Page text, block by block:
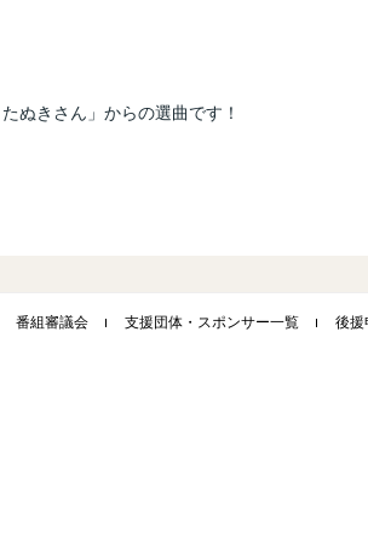
ぬきさん」からの選曲です！
番組審議会 支援団体・スポンサー一覧 後援